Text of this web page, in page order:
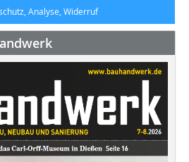
Analyse, Widerruf